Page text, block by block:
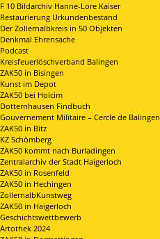
F 10 Bildarchiv Hanne-Lore Kaiser
Restaurierung Urkundenbestand
Der Zollernalbkreis in 50 Objekten
Denkmal Ehrensache
Podcast
Kreisfeuerlöschverband Balingen
ZAK50 in Bisingen
Kunst im Depot
ZAK50 bei Holcim
Dotternhausen Findbuch
Gouvernement Militaire – Cercle de Balingen
ZAK50 in Bitz
KZ Schömberg
ZAK50 kommt nach Burladingen
Zentralarchiv der Stadt Haigerloch
ZAK50 in Rosenfeld
ZAK50 in Hechingen
ZollernalbKunstweg
ZAK50 in Haigerloch
Geschichtswettbewerb
Artothek 2024